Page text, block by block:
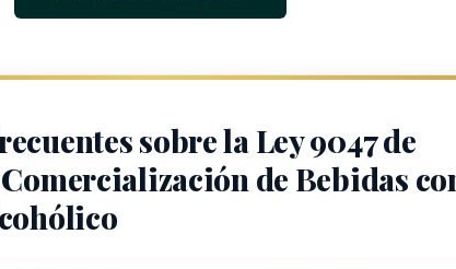
previo cumplimiento de requisitos y pago de ese
con contenido alcohólico.
por concepto del expendio de bebidas con contenido
sobre la Ley 9047 de
de Bebidas